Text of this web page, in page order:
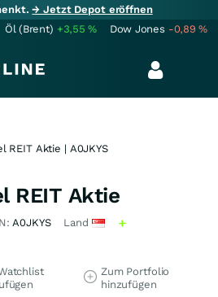
→ Jetzt Depot eröffnen
Öl (Brent) +3,55% Dow Jones -0,89%
REIT Aktie | A0JKYS
REIT Aktie
A0JKYS Land
Zum Portfolio
hinzufügen